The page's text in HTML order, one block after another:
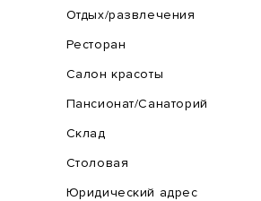
Отдых/развлечения
Ресторан
Салон красоты
Пансионат/Санаторий
Склад
Столовая
Юридический адрес